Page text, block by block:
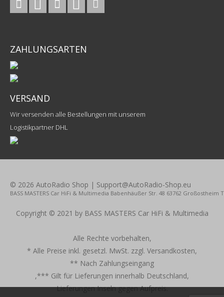
© 2026 AutoRadio Shop | Support@AutoRadio-Shop.eu
BASS MASTERS Car HiFi & Multimedia Babenhäußer Str. 48 63762 Großostheim
ZAHLUNGSARTEN
VERSAND
Wir versenden alle Bestellungen mit unserem
Logistikpartner DHL
Copyright © 2021 by BASS MASTERS Car HiFi & Multimedia
Alle Rechte vorbehalten,
* Alle Preise inkl. gesetzl. MwSt. zzgl. Versandkosten,
** Nach Zahlungseingang
,*** Gilt für Lieferungen innerhalb Deutschland,
Lieferungen Inseln gegen Aufpreis.